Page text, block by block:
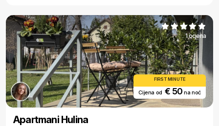
1 ocjena
FIRST MINUTE
Cijena od € 50na noć
Apartmani Hulina